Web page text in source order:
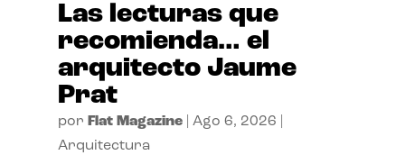
Las lecturas que
recomienda… el
arquitecto Jaume
Prat
por Flat Magazine| Ago 6, 2026
Arquitectura